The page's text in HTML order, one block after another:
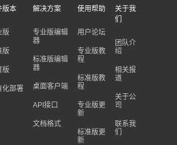
版本
版
版
版
化部署
解决方案
专业版编辑
器
标准版编辑
器
桌面客户端
API接口
文档格式
使用帮助
用户论坛
专业版教
程
标准版教
程
专业版更
新
标准版更
新
关于我
们
团队介
绍
相关报
道
关于公
司
联系我
们